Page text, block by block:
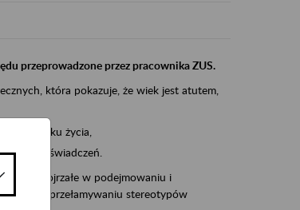
przeprowadzone przez pracownika ZUS.
która pokazuje, że wiek jest atutem,
roku życia,
świadczeń.
osoby dojrzałe w podejmowaniu i
oraz przełamywaniu stereotypów